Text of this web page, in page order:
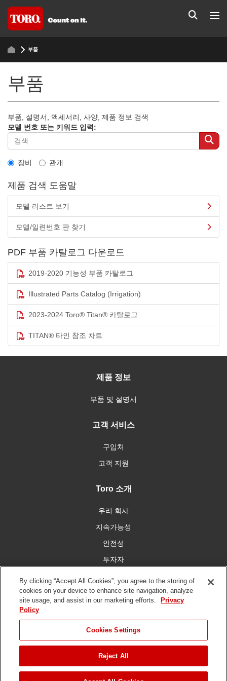
부품
부품
부품, 설명서, 액세서리, 사양, 제품 정보 검색
모델 번호 또는 키워드 입력:
장비 관개
제품 검색 도움말
모델 리스트 보기
모델/일련번호 판 찾기
PDF 부품 카탈로그 다운로드
2019-2020 기능성 부품 카탈로그
Illustrated Parts Catalog (Irrigation)
2023-2024 Toro® Titan® 카탈로그
TITAN® 타인 참조 차트
제품 정보
부품 및 설명서
고객 서비스
구입처
고객 지원
Toro 소개
우리 회사
지속가능성
안전성
투자자
우리와 함께 연결
이용 약관 개인 정보 보호 정책 DMCA/저작권 정책
저작권 ©2026 토로 회사. 모든 권리 보유.
By clicking “Accept All Cookies”, you agree to the storing of
cookies on your device to enhance site navigation, analyze
site usage, and assist in our marketing efforts.
Privacy
Policy
Cookies Settings
Reject All